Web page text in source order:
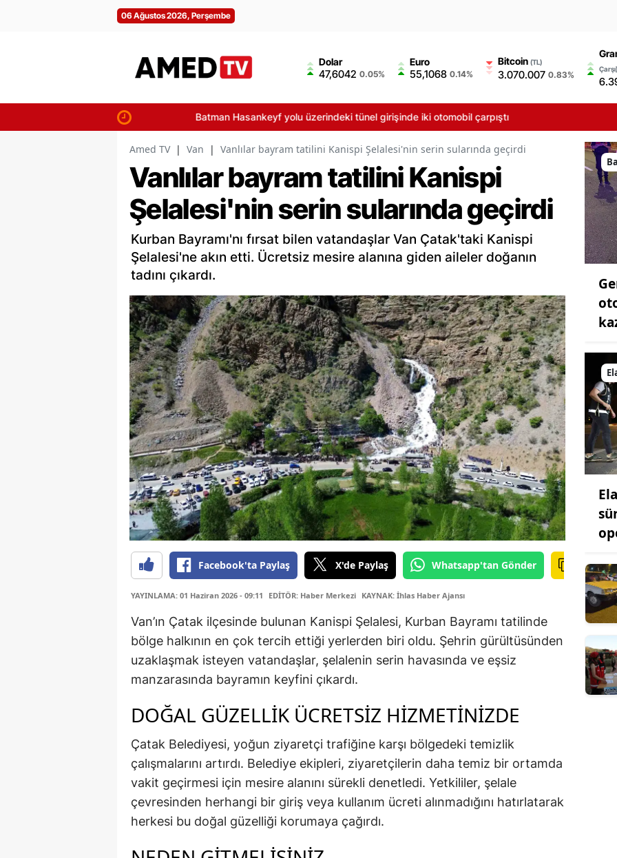
06 Ağustos 2026, Perşembe
Dolar
47,6042 0.05%
Euro
55,1068 0.14%
Bitcoin(TL)
3.070.007 0.83%
Çarşı)
Batman Hasankeyf yolu üzerindeki tünel girişinde iki otomobil çarpıştı
Amed TV | Van | Vanlılar bayram tatilini Kanispi Şelalesi'nin serin sularında geçirdi
Vanlılar bayram tatilini Kanispi
Şelalesi'nin serin sularında geçirdi
Kurban Bayramı'nı fırsat bilen vatandaşlar Van Çatak'taki Kanispi
Şelalesi'ne akın etti. Ücretsiz mesire alanına giden aileler doğanın
tadını çıkardı.
Facebook'ta Paylaş X'de Paylaş Whatsapp'tan Gönder
YAYINLAMA: 01 Haziran 2026 - 09:11 EDİTÖR: Haber Merkezi KAYNAK: İhlas Haber Ajansı
Van’ın Çatak ilçesinde bulunan Kanispi Şelalesi, Kurban Bayramı tatilinde
bölge halkının en çok tercih ettiği yerlerden biri oldu. Şehrin gürültüsünden
uzaklaşmak isteyen vatandaşlar, şelalenin serin havasında ve eşsiz
manzarasında bayramın keyfini çıkardı.
DOĞAL GÜZELLİK ÜCRETSİZ HİZMETİNİZDE
Çatak Belediyesi, yoğun ziyaretçi trafiğine karşı bölgedeki temizlik
çalışmalarını artırdı. Belediye ekipleri, ziyaretçilerin daha temiz bir ortamda
vakit geçirmesi için mesire alanını sürekli denetledi. Yetkililer, şelale
çevresinden herhangi bir giriş veya kullanım ücreti alınmadığını hatırlatarak
herkesi bu doğal güzelliği korumaya çağırdı.